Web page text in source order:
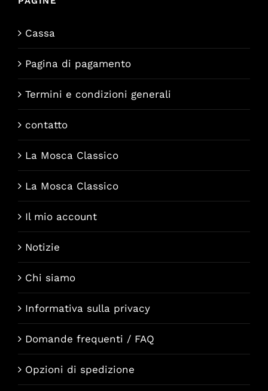
Cassa
Pagina di pagamento
Termini e condizioni generali
contatto
La Mosca Classico
La Mosca Classico
Il mio account
Notizie
Chi siamo
Informativa sulla privacy
Domande frequenti / FAQ
Opzioni di spedizione